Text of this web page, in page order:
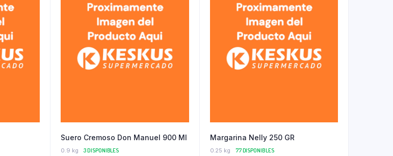
Suero Cremoso Don Manuel 900 Ml
0.9 kg 3 DISPONIBLES
Margarina Nelly 250 GR
0.25 kg 77 DISPONIBLES